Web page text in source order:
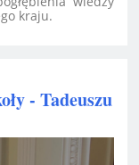
kraju.
- Tadeuszu